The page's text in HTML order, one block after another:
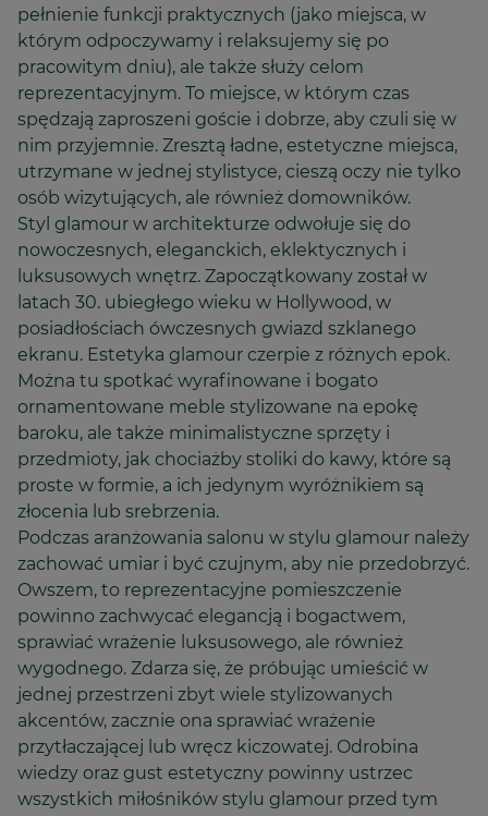
pełnienie funkcji praktycznych (jako miejsca, w
którym odpoczywamy i relaksujemy się po
pracowitym dniu), ale także służy celom
reprezentacyjnym. To miejsce, w którym czas
spędzają zaproszeni goście i dobrze, aby czuli się w
nim przyjemnie. Zresztą ładne, estetyczne miejsca,
utrzymane w jednej stylistyce, cieszą oczy nie tylko
osób wizytujących, ale również domowników.
Styl glamour w architekturze odwołuje się do
nowoczesnych, eleganckich, eklektycznych i
luksusowych wnętrz. Zapoczątkowany został w
latach 30. ubiegłego wieku w Hollywood, w
posiadłościach ówczesnych gwiazd szklanego
ekranu. Estetyka glamour czerpie z różnych epok.
Można tu spotkać wyrafinowane i bogato
ornamentowane meble stylizowane na epokę
baroku, ale także minimalistyczne sprzęty i
przedmioty, jak chociażby stoliki do kawy, które są
proste w formie, a ich jedynym wyróżnikiem są
złocenia lub srebrzenia.
Podczas aranżowania salonu w stylu glamour należy
zachować umiar i być czujnym, aby nie przedobrzyć.
Owszem, to reprezentacyjne pomieszczenie
powinno zachwycać elegancją i bogactwem,
sprawiać wrażenie luksusowego, ale również
wygodnego. Zdarza się, że próbując umieścić w
jednej przestrzeni zbyt wiele stylizowanych
akcentów, zacznie ona sprawiać wrażenie
przytłaczającej lub wręcz kiczowatej. Odrobina
wiedzy oraz gust estetyczny powinny ustrzec
wszystkich miłośników stylu glamour przed tym